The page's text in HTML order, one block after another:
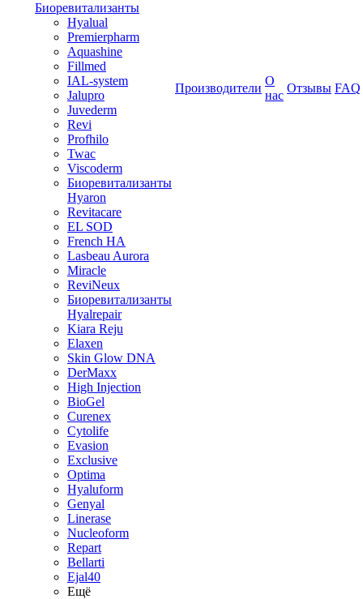
Биоревитализанты
Hyalual
Premierpharm
Aquashine
Fillmed
IAL-system
Jalupro
Juvederm
Revi
Profhilo
Twac
Viscoderm
Биоревитализанты
Hyaron
Revitacare
EL SOD
French HA
Lasbeau Aurora
Miracle
ReviNeux
Биоревитализанты
Hyalrepair
Kiara Reju
Elaxen
Skin Glow DNA
DerMaxx
High Injection
BioGel
Curenex
Cytolife
Evasion
Exclusive
Optima
Hyaluform
Genyal
Linerase
Nucleoform
Repart
Bellarti
Ejal40
Ещё
Производители
О
нас
Отзывы FAQ